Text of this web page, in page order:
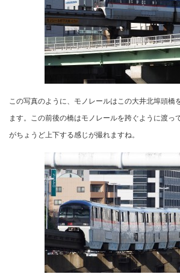
この写真のように、モノレールはこの大井北埠頭橋
ます。この前後の橋はモノレールを跨ぐように渡っ
がちょうど上下する感じが撮れますね。